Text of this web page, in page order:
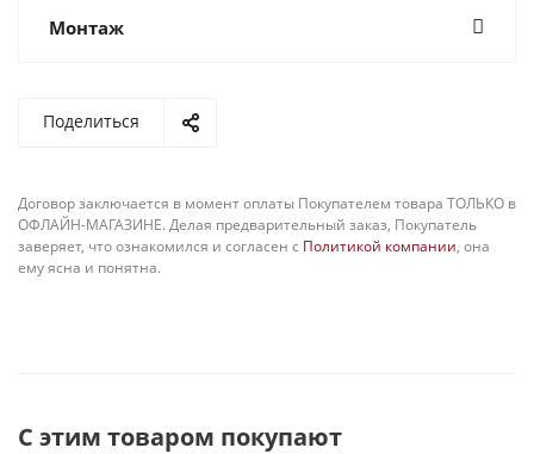
Монтаж
Поделиться
Договор заключается в момент оплаты Покупателем товара ТОЛЬКО в
ОФЛАЙН-МАГАЗИНЕ. Делая предварительный заказ, Покупатель
заверяет, что ознакомился и согласен с Политикой компании, она
ему ясна и понятна.
С этим товаром покупают